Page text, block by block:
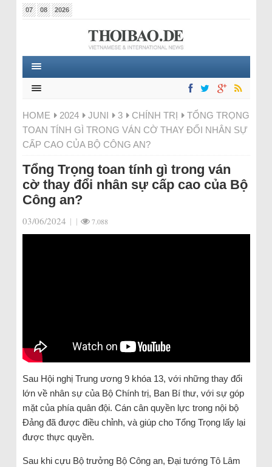
07 08 2026
HOME 2024 JUNI 3 CHÍNH TRỊ
TỔNG TRỌNG
TOAN TÍNH GÌ TRONG VÁN CỜ THAY ĐỔI NHÂN SỰ
CẤP CAO CỦA BỘ CÔNG AN?
Tổng Trọng toan tính gì trong ván
cờ thay đổi nhân sự cấp cao của Bộ
Công an?
03/06/2024 | | 7.088
Sau Hội nghị Trung ương 9 khóa 13, với những thay đổi
lớn về nhân sự của Bộ Chính trị, Ban Bí thư, với sự góp
mặt của phía quân đội. Cán cân quyền lực trong nội bộ
Đảng đã được điều chỉnh, và giúp cho Tổng Trọng lấy lại
được thực quyền.
Sau khi cựu Bộ trưởng Bộ Công an, Đại tướng Tô Lâm